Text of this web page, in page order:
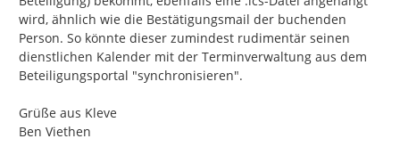
wird, ähnlich wie die Bestätigungsmail der buchenden
Person. So könnte dieser zumindest rudimentär seinen
dienstlichen Kalender mit der Terminverwaltung aus dem
Beteiligungsportal "synchronisieren".
Grüße aus Kleve
Ben Viethen